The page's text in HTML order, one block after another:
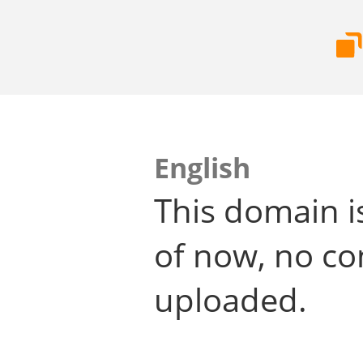
English
This domain
of now, no
uploaded.